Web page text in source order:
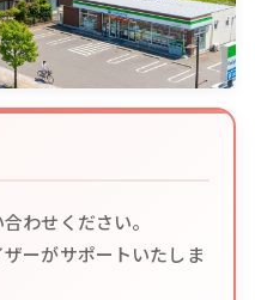
わせください。
ーがサポートいたしま